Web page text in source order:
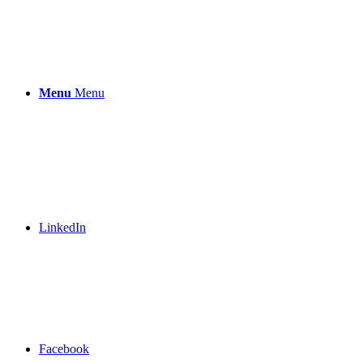
Menu Menu
LinkedIn
Facebook